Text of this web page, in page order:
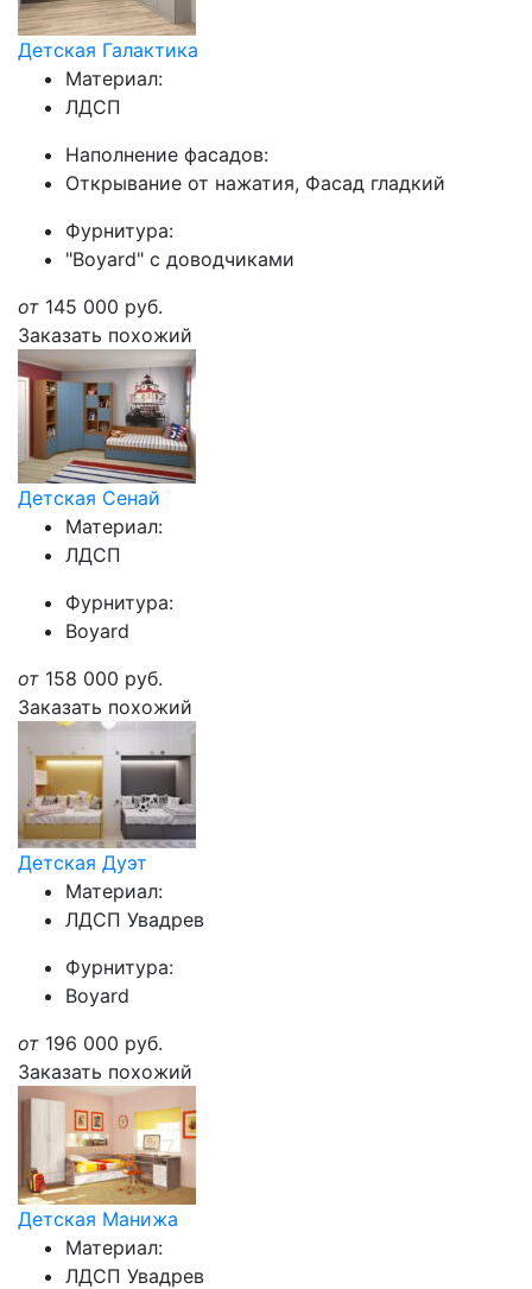
Детская Галактика
Материал:
ЛДСП
Наполнение фасадов:
Открывание от нажатия, Фасад гладкий
Фурнитура:
"Boyard" с доводчиками
от 145 000 руб.
Заказать похожий
Детская Сенай
Материал:
ЛДСП
Фурнитура:
Boyard
от 158 000 руб.
Заказать похожий
Детская Дуэт
Материал:
ЛДСП Увадрев
Фурнитура:
Boyard
от 196 000 руб.
Заказать похожий
Детская Манижа
Материал:
ЛДСП Увадрев